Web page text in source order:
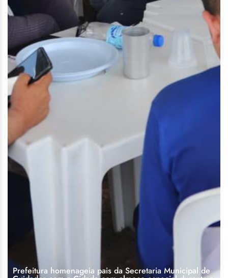
Prefeitura homenageia pais da Secretaria Municipal de